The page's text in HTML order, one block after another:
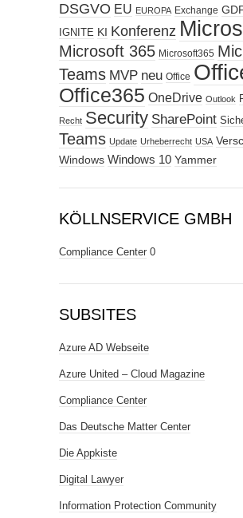
DSGVO EU EUROPA Exchange
IGNITE KI Konferenz
Microsoft 365 Microsoft365
Teams MVP neu Office
Office365 OneDrive Outlook
Recht Security SharePoint
Teams Update Urheberrecht USA
Windows Windows 10 Yammer
KÖLLNSERVICE GMBH
Compliance Center 0
SUBSITES
Azure AD Webseite
Azure United – Cloud Magazine
Compliance Center
Das Deutsche Matter Center
Die Appkiste
Digital Lawyer
Information Protection Community